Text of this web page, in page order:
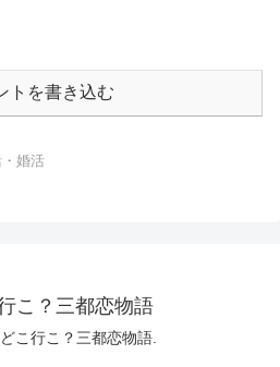
トを書き込む
婚活
こ？三都恋物語
こ行こ？三都恋物語.